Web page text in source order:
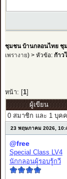
ชุมชน บ้านกลอนไทย ชุ
เพรางาย) > หัวข้อ: กัาว
หน้า: [ 1]
ผู้เขียน
0 สมาชิก และ 1 บุค
23 พฤษภาคม 2026,
@free
Special Class LV4
นักกลอนผู้รอบรู้กวี